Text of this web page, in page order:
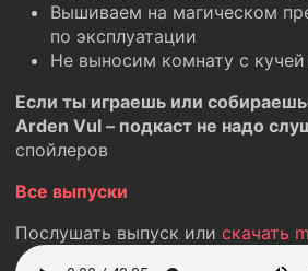
Вышиваем на магическом
по эксплуатации
Не выносим комнату с
Если ты играешь или
Arden Vul – подкаст не надо
спойлеров
Все выпуски
Послушать выпуск или скачать